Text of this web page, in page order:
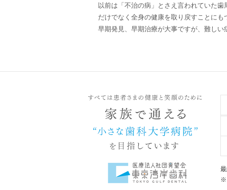
以前は「不治の病」とさえ言われていた
だけでなく全身の健康を取り戻すことにも
早期発見、早期治療が大事ですが、難しい
※